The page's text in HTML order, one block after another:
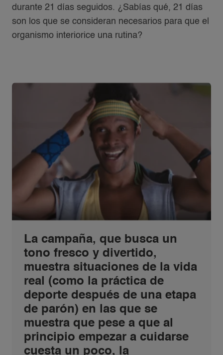
durante 21 días seguidos. ¿Sabías qué, 21 días
son los que se consideran necesarios para que el
organismo interiorice una rutina?
La campaña, que busca un
tono fresco y divertido,
muestra situaciones de la vida
real (como la práctica de
deporte después de una etapa
de parón) en las que se
muestra que pese a que al
principio empezar a cuidarse
cuesta un poco, la